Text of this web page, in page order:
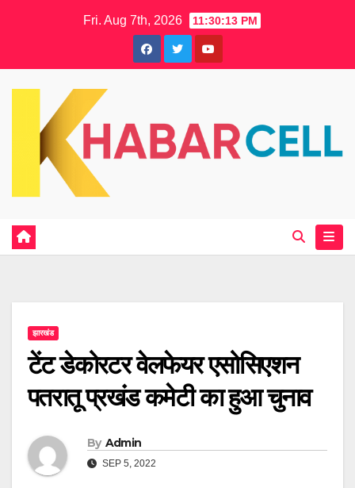
Fri. Aug 7th, 2026 11:30:13 PM
झारखंड
टेंट डेकोरटर वेलफेयर एसोसिएशन
पतरातू प्रखंड कमेटी का हुआ चुनाव
By Admin
SEP 5, 2022